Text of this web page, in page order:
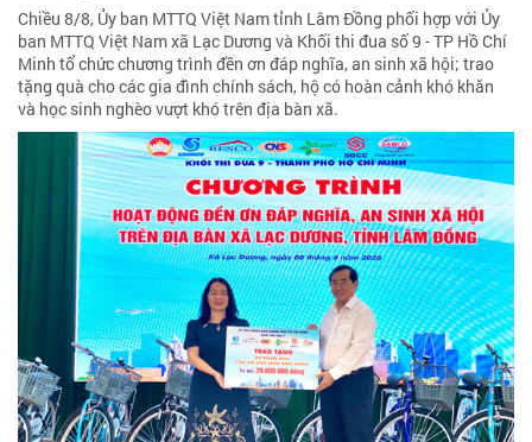
Chiều 8/8, Ủy ban MTTQ Việt Nam tỉnh Lâm Đồng phối hợp với Ủy
ban MTTQ Việt Nam xã Lạc Dương và Khối thi đua số 9 - TP Hồ Chí
Minh tổ chức chương trình đền ơn đáp nghĩa, an sinh xã hội; trao
tặng quà cho các gia đình chính sách, hộ có hoàn cảnh khó khăn
và học sinh nghèo vượt khó trên địa bàn xã.